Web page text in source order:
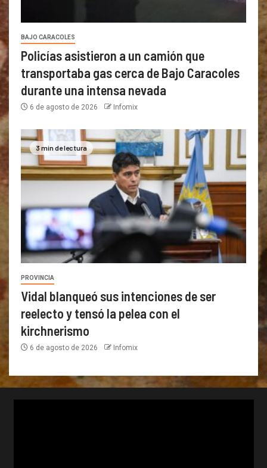
BAJO CARACOLES
Policías asistieron a un camión que
transportaba gas cerca de Bajo Caracoles
durante una intensa nevada
6 de agosto de 2026 Infomix
3 min de lectura
PROVINCIA
Vidal blanqueó sus intenciones de ser
reelecto y tensó la pelea con el
kirchnerismo
6 de agosto de 2026 Infomix